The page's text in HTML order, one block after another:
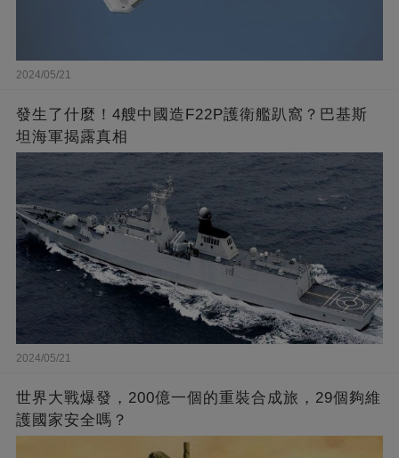
2024/05/21
發生了什麼！4艘中國造F22P護衛艦趴窩？巴基斯
坦海軍揭露真相
2024/05/21
世界大戰爆發，200億一個的重裝合成旅，29個夠維
護國家安全嗎？